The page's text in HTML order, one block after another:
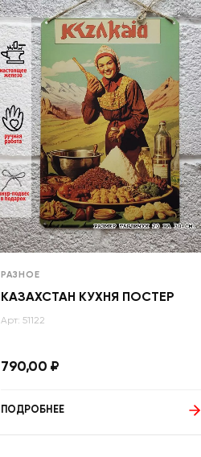
РАЗНОЕ
КАЗАХСТАН КУХНЯ ПОСТЕР
Арт: 51122
790,00 ₽
ПОДРОБНЕЕ